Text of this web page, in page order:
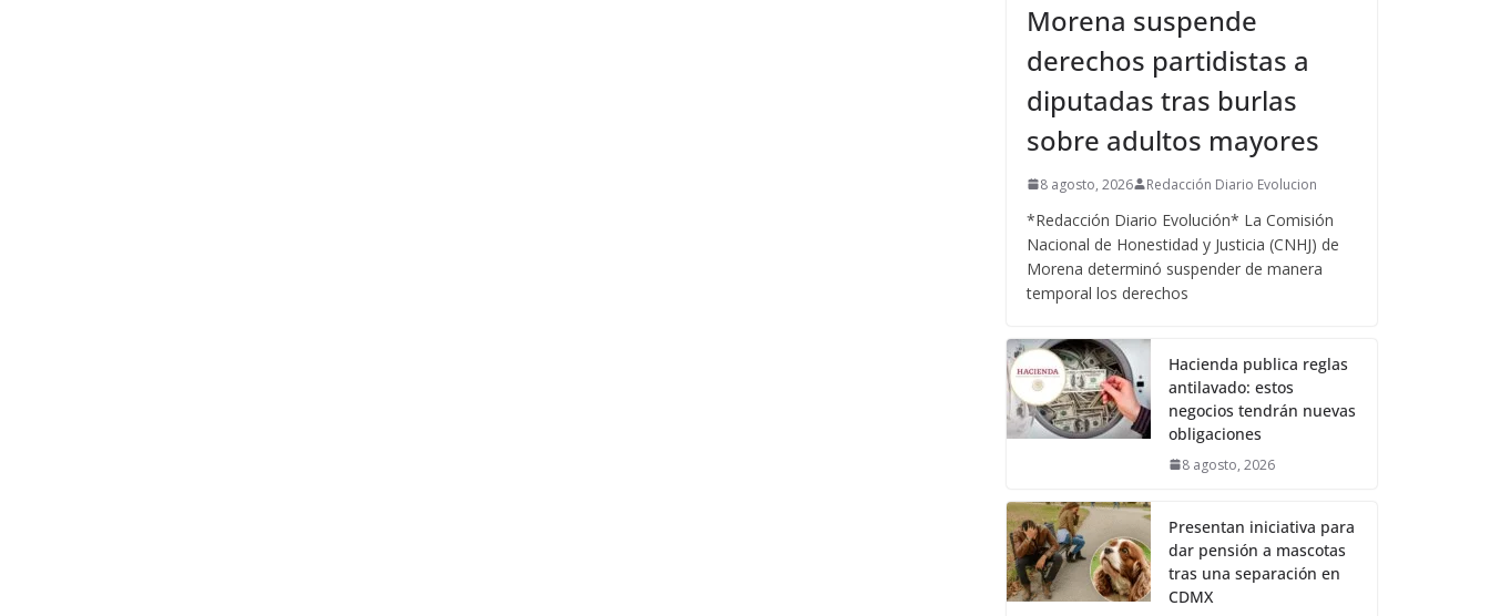
Morena suspende
derechos partidistas a
diputadas tras burlas
sobre adultos mayores
8 agosto, 2026 Redacción Diario Evolucion
*Redacción Diario Evolución* La Comisión
Nacional de Honestidad y Justicia (CNHJ) de
Morena determinó suspender de manera
temporal los derechos
Hacienda publica reglas
antilavado: estos
negocios tendrán nuevas
obligaciones
8 agosto, 2026
Presentan iniciativa para
dar pensión a mascotas
tras una separación en
CDMX